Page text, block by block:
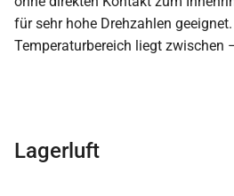
für sehr hohe Drehzahlen
Temperaturbereich liegt zwischen
Lagerluft